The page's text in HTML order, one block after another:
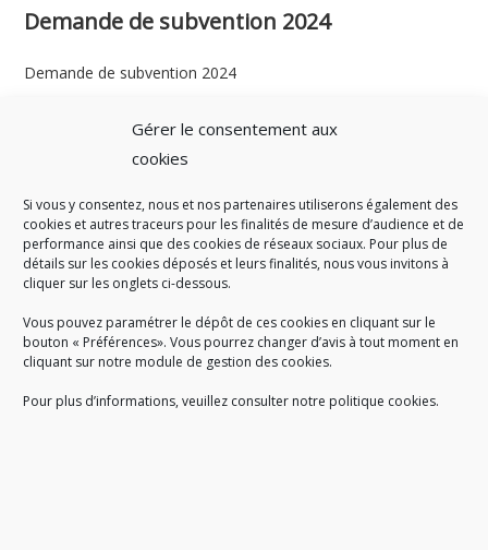
Gérer le consentement aux
cookies
Si vous y consentez, nous et nos partenaires utiliserons également des
cookies et autres traceurs pour les finalités de mesure d’audience et de
performance ainsi que des cookies de réseaux sociaux. Pour plus de
détails sur les cookies déposés et leurs finalités, nous vous invitons à
cliquer sur les onglets ci-dessous.
Vous pouvez paramétrer le dépôt de ces cookies en cliquant sur le
bouton « Préférences». Vous pourrez changer d’avis à tout moment en
cliquant sur notre module de gestion des cookies.
Pour plus d’informations, veuillez consulter notre politique cookies.
Demande de subvention 2024
Demande de subvention 2024
A SAVOIR
Créé en 1978, le Sigidurs est un établissement public quiexerce
des missions de service public : la prévention, la collecte et la
valorisation des déchets ménagers et assimilés produits par son
territoire.
Accueil du public :